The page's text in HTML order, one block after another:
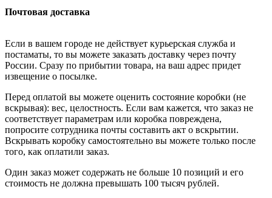
Почтовая доставка
Если в вашем городе не действует курьерская служба и
постаматы, то вы можете заказать доставку через почту
России. Сразу по прибытии товара, на ваш адрес придет
извещение о посылке.
Перед оплатой вы можете оценить состояние коробки (не
вскрывая): вес, целостность. Если вам кажется, что заказ не
соответствует параметрам или коробка повреждена,
попросите сотрудника почты составить акт о вскрытии.
Вскрывать коробку самостоятельно вы можете только после
того, как оплатили заказ.
Один заказ может содержать не больше 10 позиций и его
стоимость не должна превышать 100 тысяч рублей.